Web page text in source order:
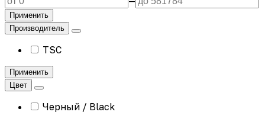
Применить
Производитель
TSC
Применить
Цвет
Черный / Black